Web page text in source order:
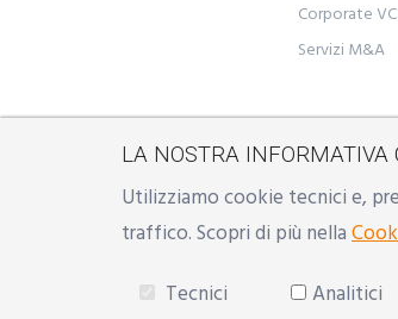
Corporate VC
Servizi M&A
Emilia,
LA NOSTRA INFORMATIVA
Utilizziamo cookie tecnici e,
traffico. Scopri di più nella
Tecnici Analitici